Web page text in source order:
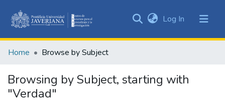
&
All of DSpace
Log In (current)
Home Browse by Subject
Browsing by Subject, starting with
"Verdad"